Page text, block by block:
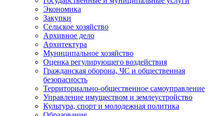
Экономика
Закупки
Сельское хозяйство
Архивное дело
Архитектура
Муниципальное хозяйство
Оценка регулирующего воздействия
Гражданская оборона, ЧС и общественная
безопасность
Территориально-общественное самоуправление
Управление имуществом и землеустройство
Культура, спорт и молодежная политика